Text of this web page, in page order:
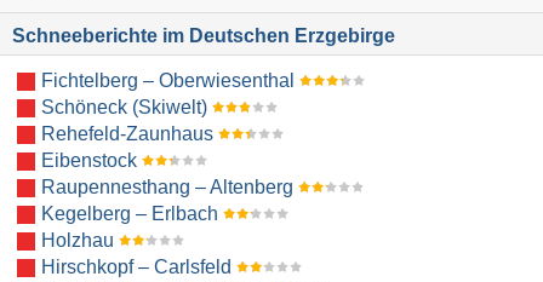
Schneeberichte im Deutschen Erzgebirge
Fichtelberg – Oberwiesenthal
Schöneck (Skiwelt)
Rehefeld-Zaunhaus
Eibenstock
Raupennesthang – Altenberg
Kegelberg – Erlbach
Holzhau
Hirschkopf – Carlsfeld